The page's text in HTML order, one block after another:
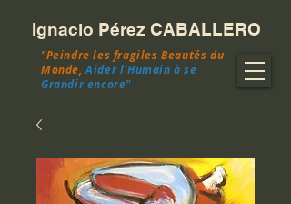
Ignacio Pérez CABALLERO
"Peindre les fragiles Beautés du
Monde,Aider l'Humain à se
Grandir encore"